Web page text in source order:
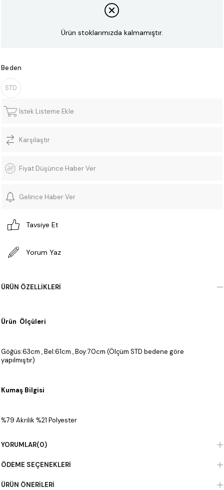
Ürün stoklarımızda kalmamıştır.
Beden
STD
İstek Listeme Ekle
Karşılaştır
Fiyat Düşünce Haber Ver
Gelince Haber Ver
Tavsiye Et
Yorum Yaz
ÜRÜN ÖZELLIKLERI
Ürün Ölçüleri
Göğüs:63cm , Bel:61cm , Boy:70cm (Ölçüm STD bedene göre
yapılmıştır)
Kumaş Bilgisi
%79 Akrilik %21 Polyester
YORUMLAR(0)
ÖDEME SEÇENEKLERI
ÜRÜN ÖNERILERI